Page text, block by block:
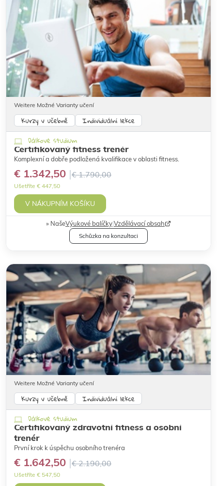
Weitere Možné Varianty učení
Dálkové studium
Kurzy v učebně Individuální lekce
Certifikovaný fitness trenér
Komplexní a dobře podložená kvalifikace v oblasti fitness.
€ 1.342,50 € 1.790,00
Ušetříte € 447,50
V NÁKUPNÍM KOŠÍKU
NašeVýukové balíčky|Vzdělávací obsah
Schůzka na konzultaci
Weitere Možné Varianty učení
Dálkové studium
Kurzy v učebně Individuální lekce
Certifikovaný zdravotní fitness a osobní
trenér
První krok k úspěchu osobního trenéra
€ 1.642,50 € 2.190,00
Ušetříte € 547,50